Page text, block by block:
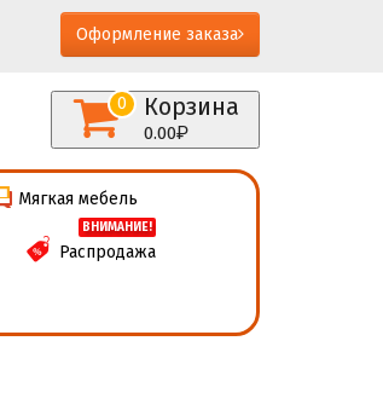
Оформление заказа
Корзина
0
0.00
Мягкая мебель
ВНИМАНИЕ!
Распродажа